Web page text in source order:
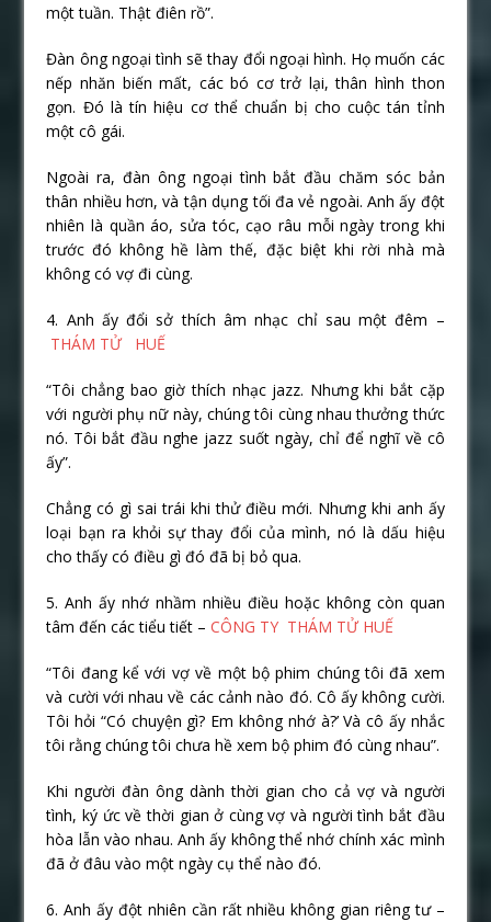
một tuần. Thật điên rồ”.
Đàn ông ngoại tình sẽ thay đổi ngoại hình. Họ muốn các
nếp nhăn biến mất, các bó cơ trở lại, thân hình thon
gọn. Đó là tín hiệu cơ thể chuẩn bị cho cuộc tán tỉnh
một cô gái.
Ngoài ra, đàn ông ngoại tình bắt đầu chăm sóc bản
thân nhiều hơn, và tận dụng tối đa vẻ ngoài. Anh ấy đột
nhiên là quần áo, sửa tóc, cạo râu mỗi ngày trong khi
trước đó không hề làm thế, đặc biệt khi rời nhà mà
không có vợ đi cùng.
4. Anh ấy đổi sở thích âm nhạc chỉ sau một đêm –
THÁM TỬ HUẾ
“Tôi chẳng bao giờ thích nhạc jazz. Nhưng khi bắt cặp
với người phụ nữ này, chúng tôi cùng nhau thưởng thức
nó. Tôi bắt đầu nghe jazz suốt ngày, chỉ để nghĩ về cô
ấy”.
Chẳng có gì sai trái khi thử điều mới. Nhưng khi anh ấy
loại bạn ra khỏi sự thay đổi của mình, nó là dấu hiệu
cho thấy có điều gì đó đã bị bỏ qua.
5. Anh ấy nhớ nhầm nhiều điều hoặc không còn quan
tâm đến các tiểu tiết –CÔNG TY THÁM TỬ HUẾ
“Tôi đang kể với vợ về một bộ phim chúng tôi đã xem
và cười với nhau về các cảnh nào đó. Cô ấy không cười.
Tôi hỏi “Có chuyện gì? Em không nhớ à?’ Và cô ấy nhắc
tôi rằng chúng tôi chưa hề xem bộ phim đó cùng nhau”.
Khi người đàn ông dành thời gian cho cả vợ và người
tình, ký ức về thời gian ở cùng vợ và người tình bắt đầu
hòa lẫn vào nhau. Anh ấy không thể nhớ chính xác mình
đã ở đâu vào một ngày cụ thể nào đó.
6. Anh ấy đột nhiên cần rất nhiều không gian riêng tư –